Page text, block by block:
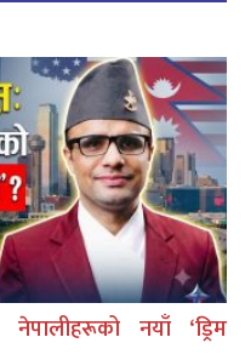
नयाँ ‘ड्रिम